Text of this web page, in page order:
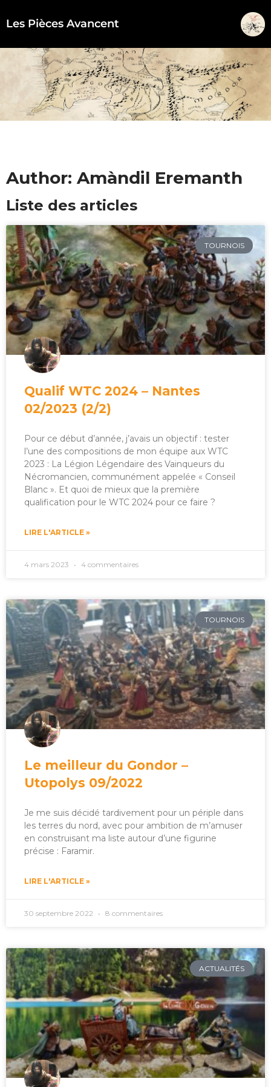
au
contenu
Les Pièces Avancent
Author: Amàndil Eremanth
Liste des articles
TOURNOIS
Qualif WTC 2024 – Nantes
02/2023 (2/2)
Pour ce début d’année, j’avais un objectif : tester
l’une des compositions de mon équipe aux WTC
2023 : La Légion Légendaire des Vainqueurs du
Nécromancien, communément appelée « Conseil
Blanc ». Et quoi de mieux que la première
qualification pour le WTC 2024 pour ce faire ?
LIRE L'ARTICLE »
4 mars 2023 4 commentaires
TOURNOIS
Le meilleur du Gondor –
Utopolys 09/2022
Je me suis décidé tardivement pour un périple dans
les terres du nord, avec pour ambition de m’amuser
en construisant ma liste autour d’une figurine
précise : Faramir.
LIRE L'ARTICLE »
30 septembre 2022 8 commentaires
ACTUALITÉS